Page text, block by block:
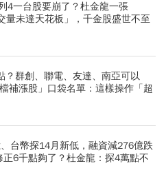
4一台股要崩了？杜金龍一張
量未達天花板」，千金股盛世不至
？群創、聯電、友達、南亞可以
補漲股」口袋名單：這樣操作「超
台幣探14月新低，融資減276億跌
6千點夠了？杜金龍：探4萬點不